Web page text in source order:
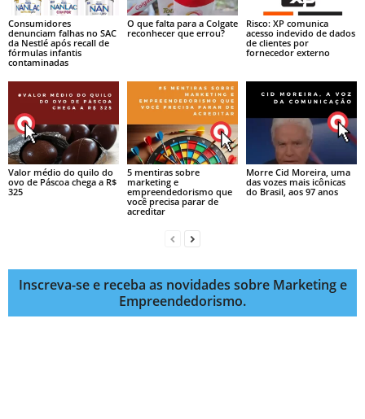
Consumidores
denunciam falhas no SAC
da Nestlé após recall de
fórmulas infantis
contaminadas
O que falta para a Colgate
reconhecer que errou?
Risco: XP comunica
acesso indevido de dados
de clientes por
fornecedor externo
Valor médio do quilo do
ovo de Páscoa chega a R$
325
5 mentiras sobre
marketing e
empreendedorismo que
você precisa parar de
acreditar
Morre Cid Moreira, uma
das vozes mais icônicas
do Brasil, aos 97 anos
Inscreva-se e receba as novidades sobre Marketing e
Empreendedorismo.